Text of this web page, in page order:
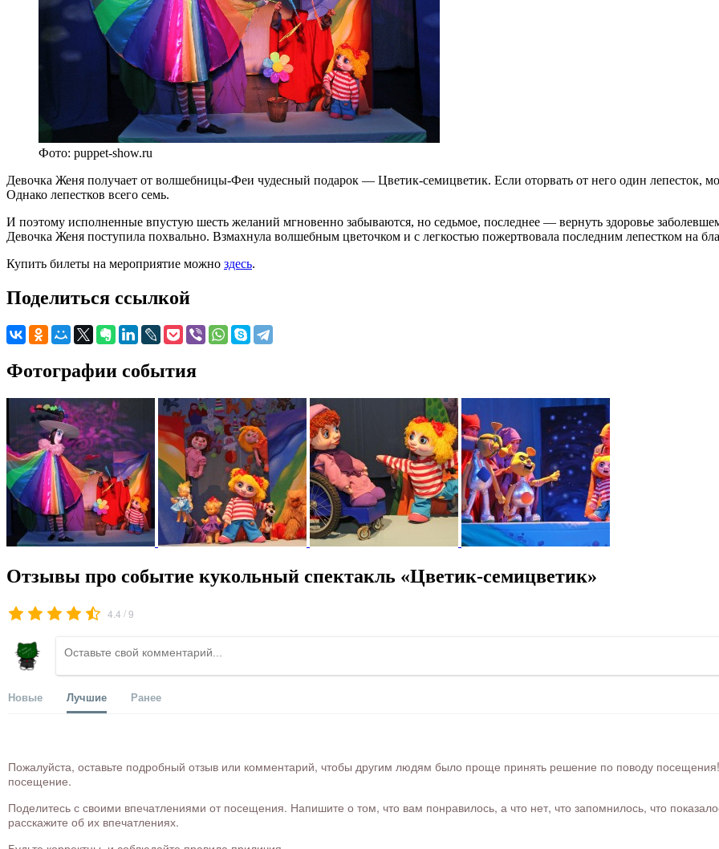
Фото: puppet-show.ru
Девочка Женя получает от волшебницы-Феи чудесный подарок — Цветик-семицветик. Если оторвать от него один лепесток,
Однако лепестков всего семь.
И поэтому исполненные впустую шесть желаний мгновенно забываются, но седьмое, последнее — вернуть здоровье
Девочка Женя поступила похвально. Взмахнула волшебным цветочком и с легкостью пожертвовала последним лепестком на
Купить билеты на мероприятие можно здесь.
Поделиться ссылкой
Фотографии события
Отзывы про событие кукольный спектакль «Цветик-семицветик»
4.4 /9
Новые Лучшие Ранее
Пожалуйста, оставьте подробный отзыв или комментарий, чтобы другим людям было проще принять решение по поводу посещения!
посещение.
Поделитесь с своими впечатлениями от посещения. Напишите о том, что вам понравилось, а что нет, что запомнилось, что
расскажите об их впечатлениях.